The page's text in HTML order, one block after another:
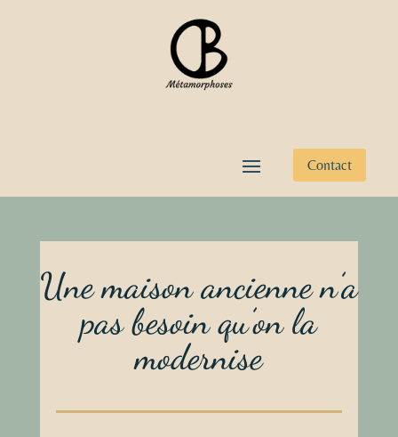
Contact
Une maison ancienne n’a
pas besoin qu’on la
modernise